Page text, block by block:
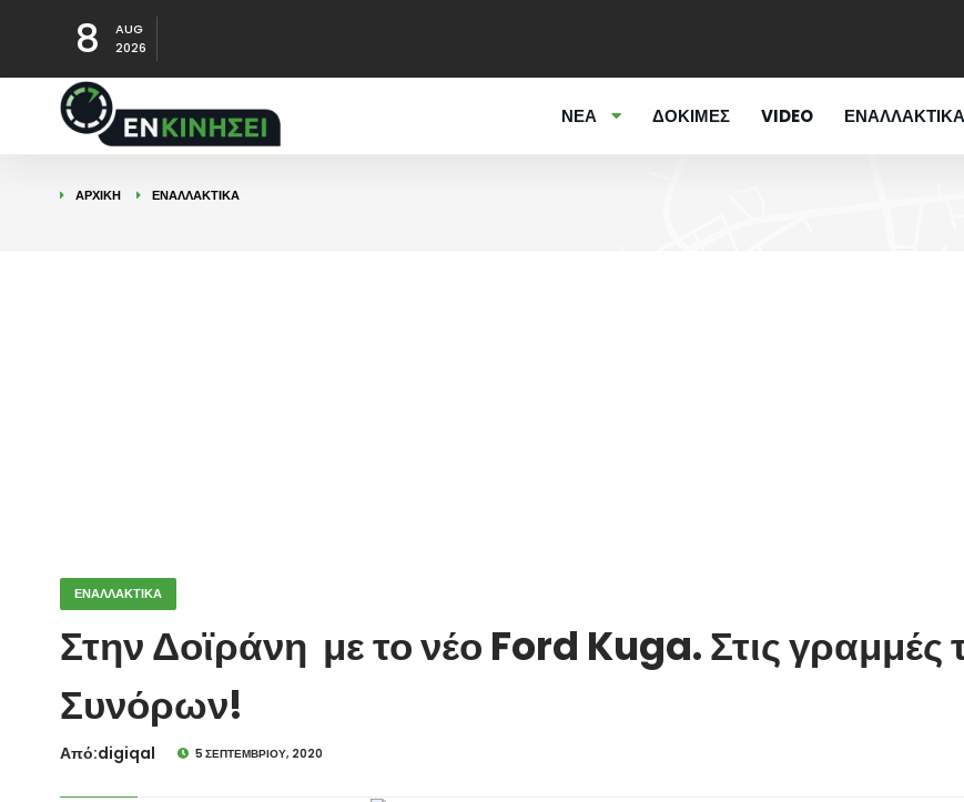
8
AUG
2026
ΝΕΑ ΔΟΚΙΜΕΣ VIDEO ΕΝΑΛΛΑΚΤΙΚΑ
ΑΡΧΙΚΉ ΕΝΑΛΛΑΚΤΙΚΑ
ΕΝΑΛΛΑΚΤΙΚΑ
Στην Δοϊράνη με το νέο Ford Kuga. Στις γραμμές
Συνόρων!
Από:digiqal 5 ΣΕΠΤΕΜΒΡΊΟΥ, 2020